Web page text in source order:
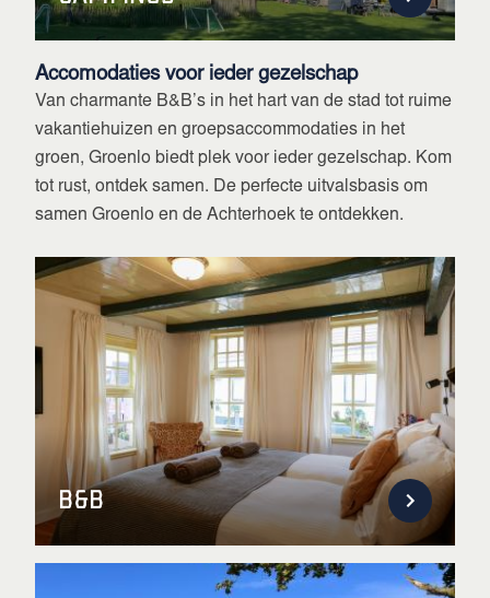
Accomodaties voor ieder gezelschap
Van charmante B&B’s in het hart van de stad tot ruime
vakantiehuizen en groepsaccommodaties in het
groen, Groenlo biedt plek voor ieder gezelschap. Kom
tot rust, ontdek samen. De perfecte uitvalsbasis om
samen Groenlo en de Achterhoek te ontdekken.
B&B